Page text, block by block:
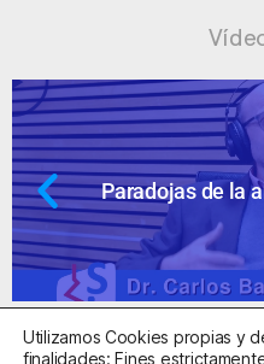
y el miedo
Utilizamos Cookies propias y
finalidades: Fines